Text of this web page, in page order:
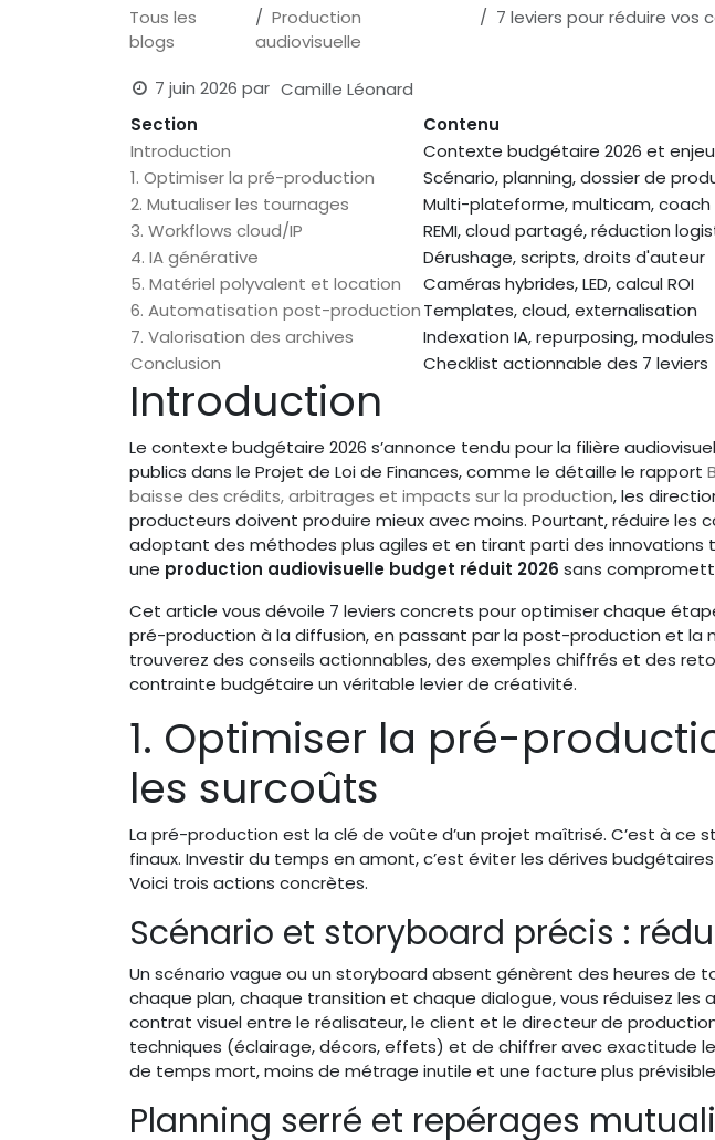
Tous les
blogs
Production
audiovisuelle
7 leviers pour réduire vos
7 juin 2026 par Camille Léonard
Section
Contenu
Introduction
Contexte budgétaire 2026 et
1. Optimiser la pré-production
Scénario, planning, dossier de
2. Mutualiser les tournages
Multi-plateforme, multicam,
3. Workflows cloud/IP
REMI, cloud partagé, réduction
4. IA générative
Dérushage, scripts, droits d'auteur
5. Matériel polyvalent et location
Caméras hybrides, LED, calcul ROI
6. Automatisation post-productionTemplates, cloud, externalisation
7. Valorisation des archives
Indexation IA, repurposing,
Conclusion
Checklist actionnable des 7 leviers
Introduction
Le contexte budgétaire 2026 s’annonce tendu pour la filière
publics dans le Projet de Loi de Finances, comme le détaille le rapport
baisse des crédits, arbitrages et impacts sur la production, les
producteurs doivent produire mieux avec moins. Pourtant, réduire les
adoptant des méthodes plus agiles et en tirant parti des innovations
une production audiovisuelle budget réduit 2026 sans
Cet article vous dévoile 7 leviers concrets pour optimiser chaque
pré-production à la diffusion, en passant par la post-production et la
trouverez des conseils actionnables, des exemples chiffrés et des
contrainte budgétaire un véritable levier de créativité.
1. Optimiser la pré-
les surcoûts
La pré-production est la clé de voûte d’un projet maîtrisé. C’est à ce
finaux. Investir du temps en amont, c’est éviter les dérives
Voici trois actions concrètes.
Scénario et storyboard précis :
Un scénario vague ou un storyboard absent génèrent des heures de
chaque plan, chaque transition et chaque dialogue, vous réduisez les
contrat visuel entre le réalisateur, le client et le directeur de
techniques (éclairage, décors, effets) et de chiffrer avec exactitude
de temps mort, moins de métrage inutile et une facture plus
Planning serré et repérages